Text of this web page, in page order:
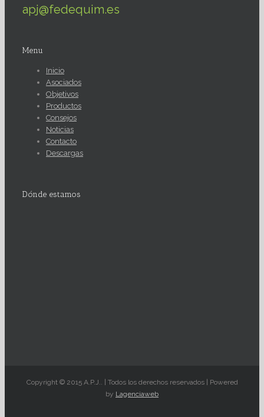
apj@fedequim.es
Menu
Inicio
Asociados
Objetivos
Productos
Consejos
Noticias
Contacto
Descargas
Dónde estamos
Copyright © 2015 A.P.J.. | Todos los derechos reservados | Powered
by Lagenciaweb